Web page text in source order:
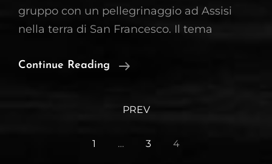
gruppo con un pellegrinaggio ad Assisi
nella terra di San Francesco. Il tema
Continue Reading
Sentinelle
Pellegrinaggio
PREV
1 … 3 4